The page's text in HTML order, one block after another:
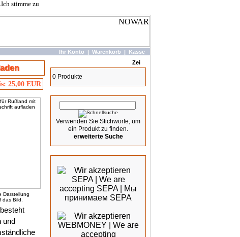
Ich stimme zu
Ihr Konto | Warenkorb | Kasse
25,00 EUR
Darstellung
das Bild.
und
0 Produkte
Verwenden Sie Stichworte, um
ein Produkt zu finden.
erweiterte Suche